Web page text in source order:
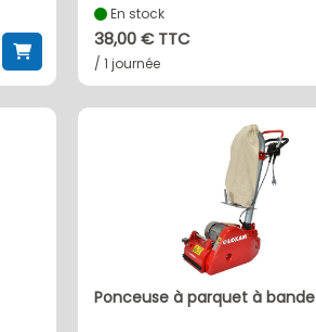
En stock
38,00 € TTC
/ 1 journée
ponceuse à parquet à bande